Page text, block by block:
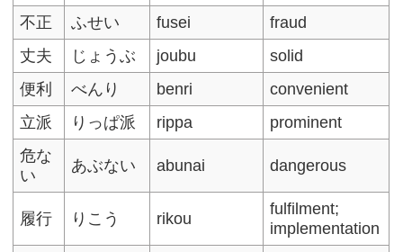
不正
ふせい fusei
fraud
丈夫
じょうぶ joubu
solid
便利
べんり benri
convenient
立派
りっぱ派 rippa
prominent
危な
い
あぶない abunai dangerous
履行 りこう rikou
fulfilment;
implementation